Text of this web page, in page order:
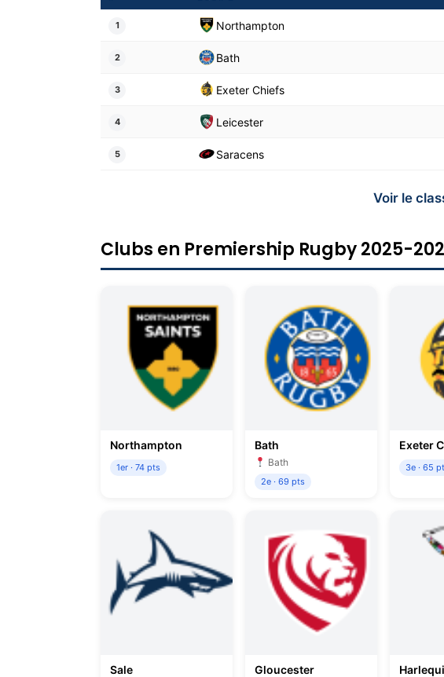
1 Northampton
2 Bath
3 Exeter Chiefs
4 Leicester
5 Saracens
Voir le
Clubs en Premiership Rugby 2025-
Northampton
1er · 74 pts
Bath
Bath
2e · 69 pts
Exeter
3e · 65
Sale Gloucester